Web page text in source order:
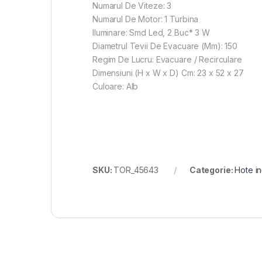
Numarul De Viteze: 3
Numarul De Motor: 1 Turbina
Iluminare: Smd Led, 2 Buc* 3 W
Diametrul Tevii De Evacuare (Mm): 150
Regim De Lucru: Evacuare / Recirculare
Dimensiuni (H x W x D) Cm: 23 x 52 x 27
Culoare: Alb
SKU: TOR_45643 Categorie:Hote